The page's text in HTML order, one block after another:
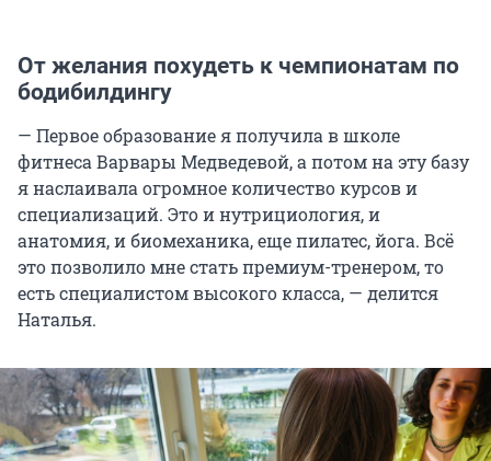
От желания похудеть к чемпионатам по
бодибилдингу
— Первое образование я получила в школе
фитнеса Варвары Медведевой, а потом на эту базу
я наслаивала огромное количество курсов и
специализаций. Это и нутрициология, и
анатомия, и биомеханика, еще пилатес, йога. Всё
это позволило мне стать премиум-тренером, то
есть специалистом высокого класса, — делится
Наталья.